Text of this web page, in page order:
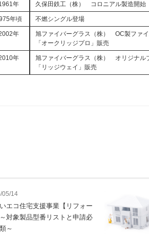
年
年頃
年
年
久保田鉄工（株） コロニアル製造開始
不燃シングル登場
旭ファイバーグラス（株） OC製ファ
「オークリッジプロ」販売
旭ファイバーグラス（株） オリジナル
「リッジウェイ」販売
05/14
エコ住宅支援事業【リフォー
対象製品型番リストと申請必
～